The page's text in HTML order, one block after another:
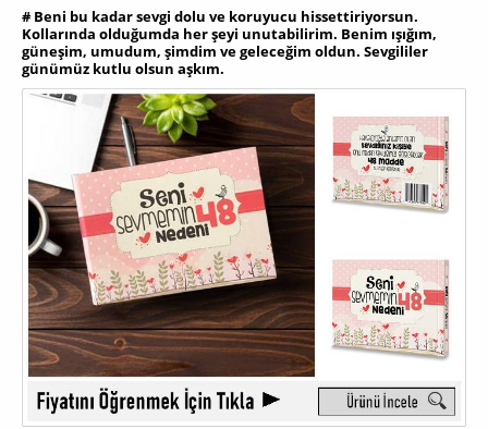
# Beni bu kadar sevgi dolu ve koruyucu hissettiriyorsun.
Kollarında olduğumda her şeyi unutabilirim. Benim ışığım,
güneşim, umudum, şimdim ve geleceğim oldun. Sevgililer
günümüz kutlu olsun aşkım.